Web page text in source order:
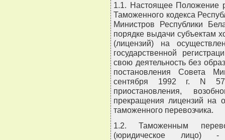
1.1. Настоящее Положение
Таможенного кодекса
Министров Республики
порядке выдачи субъектам
(лицензий) на
государственной
свою деятельность без
постановления Совета
сентября 1992 г. N
приостановления,
прекращения лицензий на
таможенного перевозчика.
1.2. Таможенным
(юридическое лицо) -